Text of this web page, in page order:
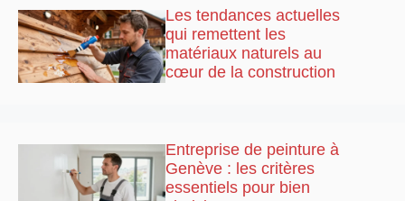
Les tendances actuelles
qui remettent les
matériaux naturels au
cœur de la construction
Entreprise de peinture à
Genève : les critères
essentiels pour bien